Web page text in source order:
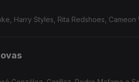
Harry Styles, Rita Redshoes,